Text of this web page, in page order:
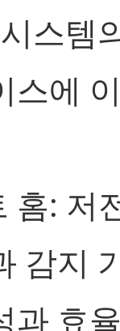
스템
스에
홈: 저
감지
과 효